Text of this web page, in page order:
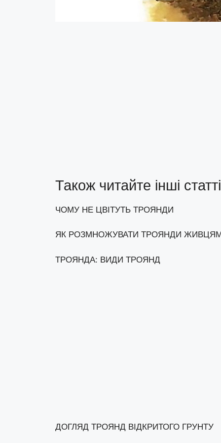
Також читайте інші
ЧОМУ НЕ ЦВІТУТЬ ТРОЯНДИ
ЯК РОЗМНОЖУВАТИ ТРОЯНДИ
ТРОЯНДА: ВИДИ ТРОЯНД
ДОГЛЯД ТРОЯНД ВІДКРИТОГО ГРУНТУ